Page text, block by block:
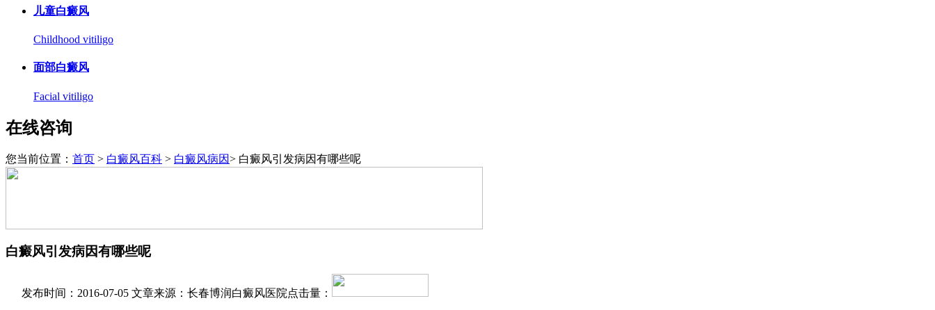
儿童白癜风
Childhood vitiligo
面部白癜风
Facial vitiligo
在线咨询
您当前位置： 首页 > 白癜风百科 > 白癜风病因> 白癜风引发病因有哪些呢
白癜风引发病因有哪些呢
发布时间：2016-07-05 文章来源：长春博润白癜风医院点击量：